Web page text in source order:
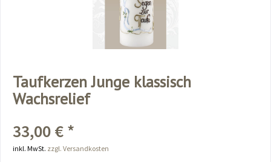
Taufkerzen Junge klassisch
Wachsrelief
33,00 € *
inkl. MwSt. zzgl. Versandkosten